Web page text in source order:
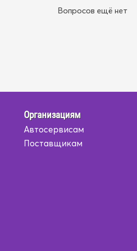
Вопросов ещё нет
Организациям
Автосервисам
Поставщикам